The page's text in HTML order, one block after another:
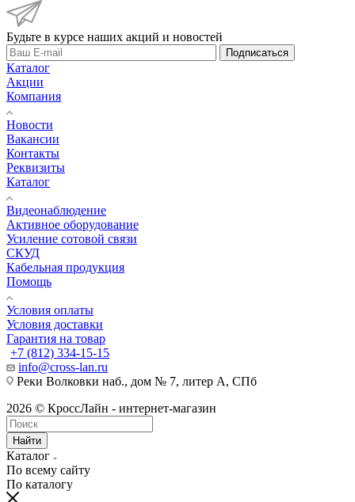
Будьте в курсе наших акций и новостей
Подписаться
Каталог
Акции
Компания
Новости
Вакансии
Контакты
Реквизиты
Каталог
Видеонаблюдение
Активное оборудование
Усиление сотовой связи
СКУД
Кабельная продукция
Помощь
Условия оплаты
Условия доставки
Гарантия на товар
+7 (812) 334-15-15
info@cross-lan.ru
Реки Волковки наб., дом № 7, литер А, СПб
2026 © КроссЛайн - интернет-магазин
Найти
Каталог
По всему сайту
По каталогу